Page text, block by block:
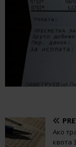
Ако
квота